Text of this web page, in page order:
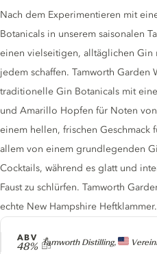
Producer
Tamworth Distilling,
ABV
48%
Gin description
Nach dem Experimentieren mit
Botanicals in unserem saisonalen
einen vielseitigen, alltäglichen Gin
jedem schaffen. Tamworth
traditionelle Gin Botanicals mit
und Amarillo Hopfen für Noten
einem hellen, frischen Geschmack
allem von einem grundlegenden
Cocktails, während es glatt und
Faust zu schlürfen. Tamworth
echte New Hampshire Heftklammer.